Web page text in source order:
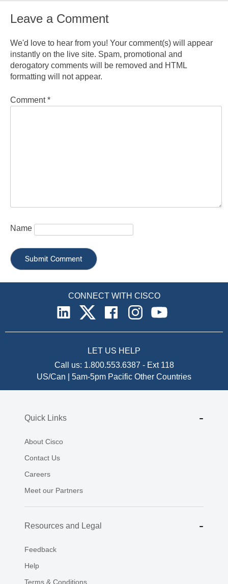
Leave a Comment
We'd love to hear from you! Your comment(s) will appear
instantly on the live site. Spam, promotional and
derogatory comments will be removed and HTML
formatting will not appear.
Comment*
Name
CONNECT WITH CISCO
LET US HELP
Call us: 1.800.553.6387 - Ext 118
US/Can | 5am-5pm Pacific Other Countries